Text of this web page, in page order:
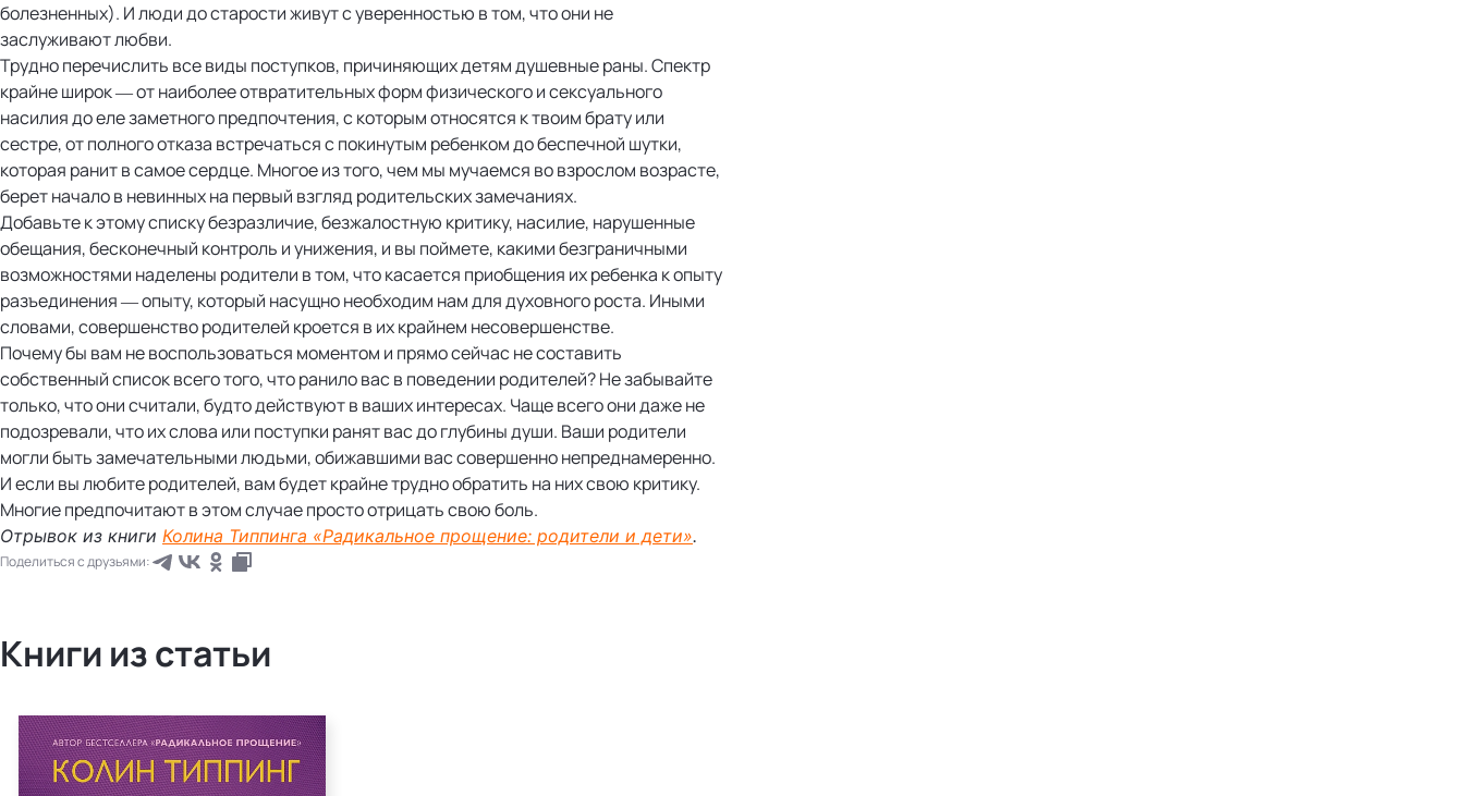
болезненных). И люди до старости живут с уверенностью в том, что они не
заслуживают любви.
Трудно перечислить все виды поступков, причиняющих детям душевные раны. Спектр
крайне широк — от наиболее отвратительных форм физического и сексуального
насилия до еле заметного предпочтения, с которым относятся к твоим брату или
сестре, от полного отказа встречаться с покинутым ребенком до беспечной шутки,
которая ранит в самое сердце. Многое из того, чем мы мучаемся во взрослом возрасте,
берет начало в невинных на первый взгляд родительских замечаниях.
Добавьте к этому списку безразличие, безжалостную критику, насилие, нарушенные
обещания, бесконечный контроль и унижения, и вы поймете, какими безграничными
возможностями наделены родители в том, что касается приобщения их ребенка к опыту
разъединения — опыту, который насущно необходим нам для духовного роста. Иными
словами, совершенство родителей кроется в их крайнем несовершенстве.
Почему бы вам не воспользоваться моментом и прямо сейчас не составить
собственный список всего того, что ранило вас в поведении родителей? Не забывайте
только, что они считали, будто действуют в ваших интересах. Чаще всего они даже не
подозревали, что их слова или поступки ранят вас до глубины души. Ваши родители
могли быть замечательными людьми, обижавшими вас совершенно непреднамеренно.
И если вы любите родителей, вам будет крайне трудно обратить на них свою критику.
Многие предпочитают в этом случае просто отрицать свою боль.
Отрывок из книги Колина Типпинга «Радикальное прощение: родители и дети».
Поделиться с друзьями:
Книги из статьи